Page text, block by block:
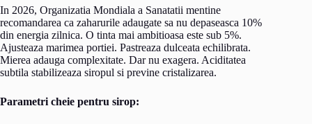
In 2026, Organizatia Mondiala a Sanatatii mentine
recomandarea ca zaharurile adaugate sa nu depaseasca 10%
din energia zilnica. O tinta mai ambitioasa este sub 5%.
Ajusteaza marimea portiei. Pastreaza dulceata echilibrata.
Mierea adauga complexitate. Dar nu exagera. Aciditatea
subtila stabilizeaza siropul si previne cristalizarea.
Parametri cheie pentru sirop: